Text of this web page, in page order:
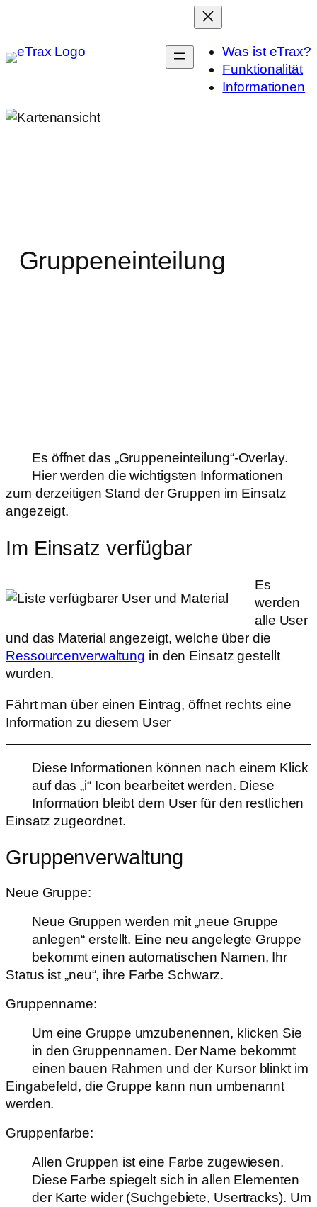
springen
Was ist eTrax?
Funktionalität
Informationen
Gruppeneinteilung
Es öffnet das „Gruppeneinteilung“-Overlay.
Hier werden die wichtigsten Informationen
zum derzeitigen Stand der Gruppen im Einsatz
angezeigt.
Im Einsatz verfügbar
Es
werden
alle User
und das Material angezeigt, welche über die
Ressourcenverwaltung in den Einsatz gestellt
wurden.
Fährt man über einen Eintrag, öffnet rechts eine
Information zu diesem User
Diese Informationen können nach einem Klick
auf das „i“ Icon bearbeitet werden. Diese
Information bleibt dem User für den restlichen
Einsatz zugeordnet.
Gruppenverwaltung
Neue Gruppe:
Neue Gruppen werden mit „neue Gruppe
anlegen“ erstellt. Eine neu angelegte Gruppe
bekommt einen automatischen Namen, Ihr
Status ist „neu“, ihre Farbe Schwarz.
Gruppenname:
Um eine Gruppe umzubenennen, klicken Sie
in den Gruppennamen. Der Name bekommt
einen bauen Rahmen und der Kursor blinkt im
Eingabefeld, die Gruppe kann nun umbenannt
werden.
Gruppenfarbe:
Allen Gruppen ist eine Farbe zugewiesen.
Diese Farbe spiegelt sich in allen Elementen
der Karte wider (Suchgebiete, Usertracks). Um